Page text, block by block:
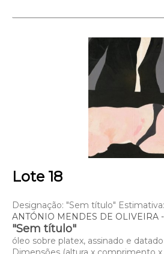
Lote 18
Designação: "Sem título"
ANTÓNIO MENDES DE OLIVEIRA -
"Sem título"
óleo sobre platex, assinado e